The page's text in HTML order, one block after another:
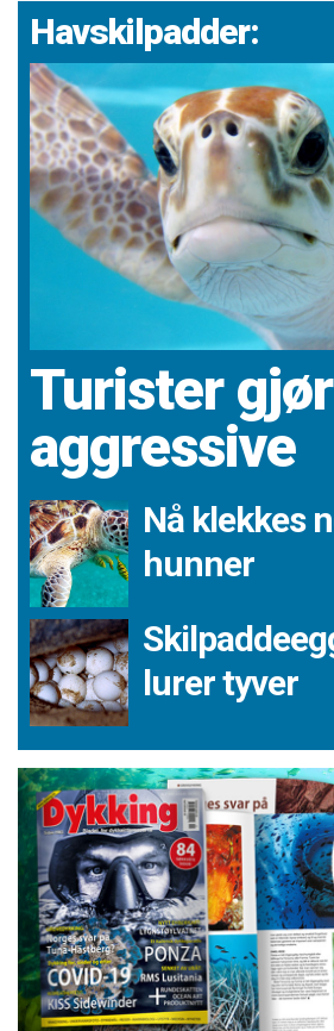
Havskilpadder:
Turister
aggressive
Nå klekkes
hunner
lurer tyver